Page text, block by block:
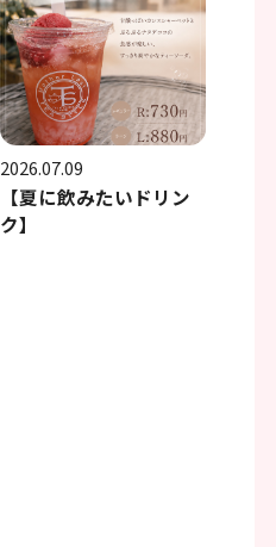
2026.07.09
【夏に飲みたいドリン
ク】